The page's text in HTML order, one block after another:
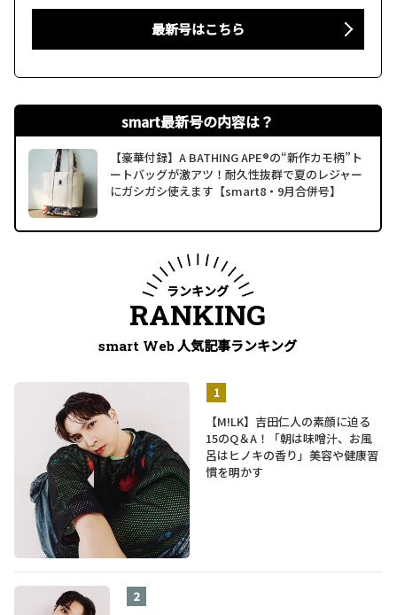
最新号はこちら
smart最新号の内容は？
【豪華付録】A BATHING APE®の“新作カモ柄”ト
ートバッグが激アツ！耐久性抜群で夏のレジャー
にガシガシ使えます【smart8・9月合併号】
ランキング
RANKING
smart Web人気記事ランキング
【M!LK】吉田仁人の素顔に迫る
15のQ＆A！「朝は味噌汁、お風
呂はヒノキの香り」美容や健康習
慣を明かす